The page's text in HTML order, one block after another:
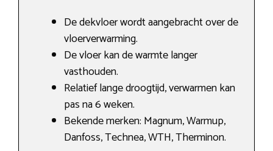
De dekvloer wordt aangebracht over de
vloerverwarming.
De vloer kan de warmte langer
vasthouden.
Relatief lange droogtijd, verwarmen kan
pas na 6 weken.
Bekende merken: Magnum, Warmup,
Danfoss, Technea, WTH, Therminon.